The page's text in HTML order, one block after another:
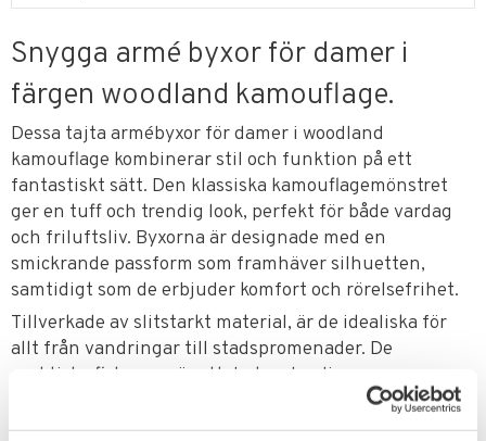
Snygga armé byxor för damer i
färgen woodland kamouflage.
Dessa tajta armébyxor för damer i woodland
kamouflage kombinerar stil och funktion på ett
fantastiskt sätt. Den klassiska kamouflagemönstret
ger en tuff och trendig look, perfekt för både vardag
och friluftsliv. Byxorna är designade med en
smickrande passform som framhäver silhuetten,
samtidigt som de erbjuder komfort och rörelsefrihet.
Tillverkade av slitstarkt material, är de idealiska för
allt från vandringar till stadspromenader. De
praktiska fickorna gör att du kan ha dina
nödvändigheter nära till hands utan att tumma på
stilen. Med dessa byxor kan du enkelt lägga till en